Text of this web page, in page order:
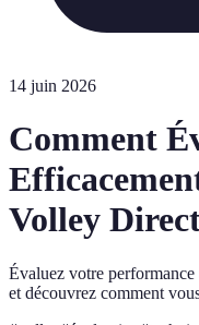
14 juin 2026
Comment
Volley
Évaluez votre
et découvrez comment